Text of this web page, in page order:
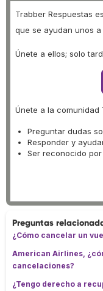
Trabber Respuestas
que se ayudan unos a
Únete a ellos; solo
Únete a la comunidad
Preguntar dudas
Responder y
Ser reconocido
Preguntas
¿Cómo cancelar un
American Airlines,
cancelaciones?
¿Tengo derecho a